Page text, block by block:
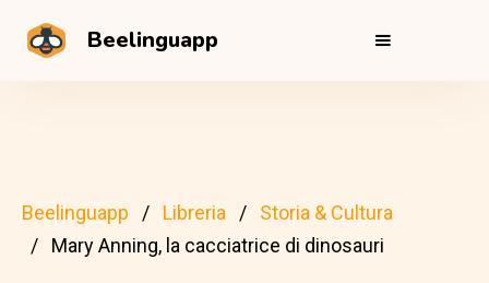
Beelinguapp
Beelinguapp Libreria
Storia & Cultura
Mary Anning, la cacciatrice di dinosauri